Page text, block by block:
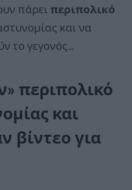
πάρει περιπολικό
και να
το γεγονός…
περιπολικό
και
βίντεο για